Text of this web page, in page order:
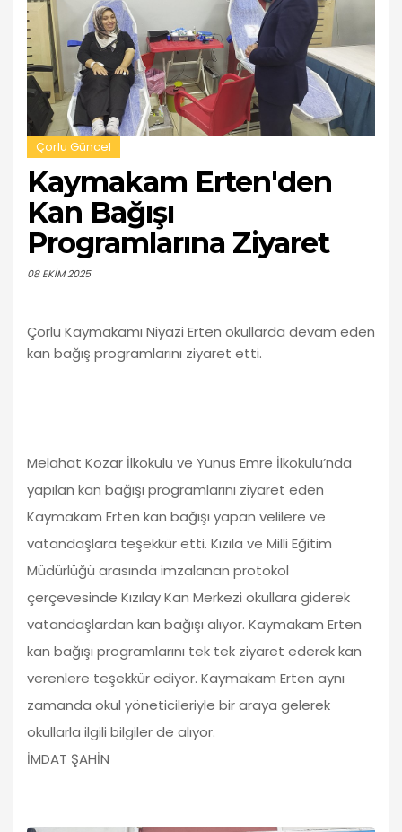
Çorlu Güncel
Kaymakam Erten'den
Kan Bağışı
Programlarına Ziyaret
08 EKIM 2025
Çorlu Kaymakamı Niyazi Erten okullarda devam eden
kan bağış programlarını ziyaret etti.
Melahat Kozar İlkokulu ve Yunus Emre İlkokulu’nda
yapılan kan bağışı programlarını ziyaret eden
Kaymakam Erten kan bağışı yapan velilere ve
vatandaşlara teşekkür etti. Kızıla ve Milli Eğitim
Müdürlüğü arasında imzalanan protokol
çerçevesinde Kızılay Kan Merkezi okullara giderek
vatandaşlardan kan bağışı alıyor. Kaymakam Erten
kan bağışı programlarını tek tek ziyaret ederek kan
verenlere teşekkür ediyor. Kaymakam Erten aynı
zamanda okul yöneticileriyle bir araya gelerek
okullarla ilgili bilgiler de alıyor.
İMDAT ŞAHİN